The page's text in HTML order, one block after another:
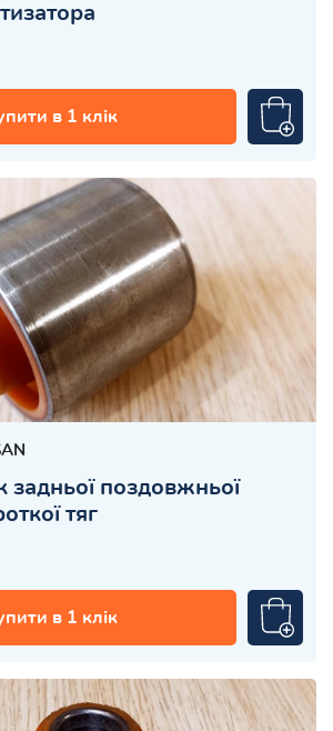
в 1 клік
задньої поздовжньої
тяг
в 1 клік